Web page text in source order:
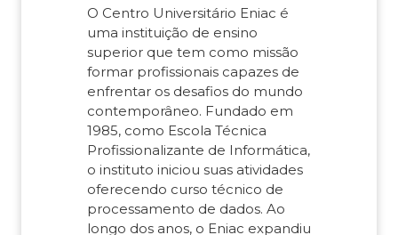
O Centro Universitário Eniac é
uma instituição de ensino
superior que tem como missão
formar profissionais capazes de
enfrentar os desafios do mundo
contemporâneo. Fundado em
1985, como Escola Técnica
Profissionalizante de Informática,
o instituto iniciou suas atividades
oferecendo curso técnico de
processamento de dados. Ao
longo dos anos, o Eniac expandiu